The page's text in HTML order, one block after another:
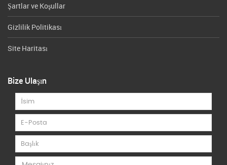
Şartlar ve Koşullar
Gizlilik Politikası
Site Haritası
Bize Ulaşın